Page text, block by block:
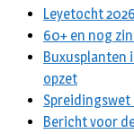
Leyetocht
60+ en nog
Buxusplanten
opzet
Spreidingswet
Bericht voor